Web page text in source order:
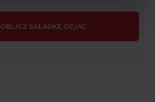
OBLICZ SKŁADKĘ OC/AC